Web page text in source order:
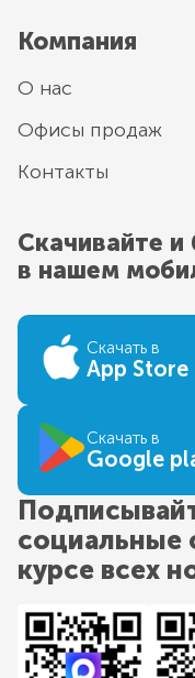
Компания
О нас
Офисы продаж
Контакты
Скачивайте и
в нашем
Скачать в
App Store
Скачать в
Google
социальные
курсе всех